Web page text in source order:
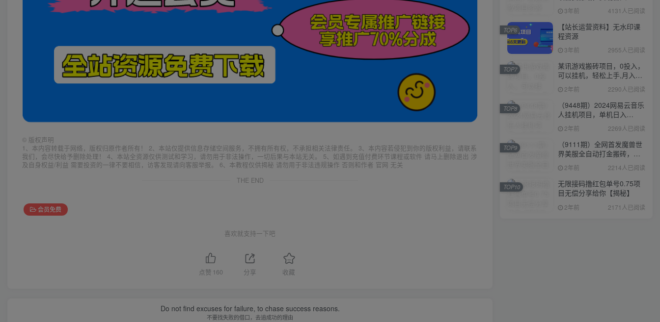
© 版权声明
1、本内容转载于网络，版权归原作者所有！ 2、本站仅提供信息存储空间服务，不拥有所有权，不承担相关法律责任。 3、本内容若侵犯到你的版权利益，请联系
我们，会尽快给予删除处理！ 4、本站全资源仅供测试和学习，请勿用于非法操作，一切后果与本站无关。 5、如遇到充值付费环节课程或软件 请马上删除退出 涉
及自身权益/利益 需要投资的一律不要相信，访客发现请向客服举报。 6、本教程仅供揭秘 请勿用于非法违规操作 否则和作者 官网 无关
THE END
会员免费
喜欢就支持一下吧
点赞 160 分享 收藏
Do not find excuses for failure, to chase success reasons.
不要找失败的借口，去追成功的理由
2000+
3年前 4131人已阅读
【站长运营资料】无水印课
程资源
3年前 2955人已阅读
TOP6
某讯游戏搬砖项目，0投入，
可以挂机，轻松上手,月入
3000+上不封顶
2年前 2290人已阅读
TOP7
（9448期）2024网易云音乐
人挂机项目，单机日入
150+，无脑月入5000+
2年前 2269人已阅读
TOP8
（9111期）全网首发魔兽世
界美服全自动打金搬砖，日
入1000+，简单好操作，保
姆级教学
2年前 2214人已阅读
TOP9
无限接码撸红包单号0.75项
目无偿分享给你【揭秘】
2年前 2171人已阅读
TOP10